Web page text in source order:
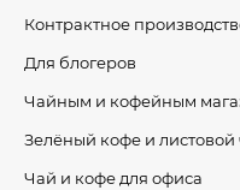
Контрактное
Для блогеров
Чайным и кофейным
Зелёный кофе и
Чай и кофе для офиса